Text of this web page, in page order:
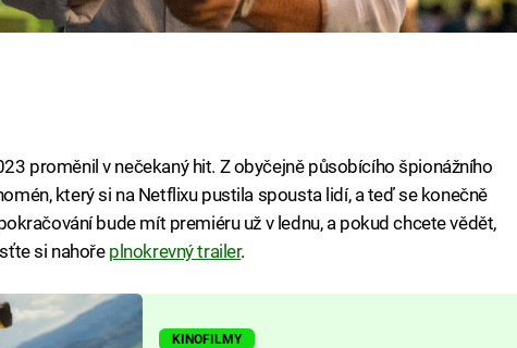
proměnil v nečekaný hit. Z obyčejně působícího špionážního
který si na Netflixu pustila spousta lidí, a teď se konečně
bude mít premiéru už v lednu, a pokud chcete vědět,
si nahoře plnokrevný trailer.
KINOFILMY